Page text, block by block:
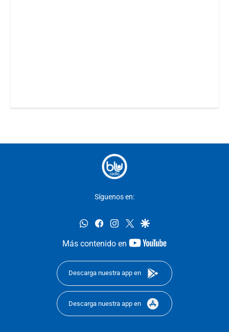
Síguenos en:
whatsappfacebookinstagram
twittergoogle
Más contenido en
youtube-
Descarga nuestra app en
Descarga nuestra app en